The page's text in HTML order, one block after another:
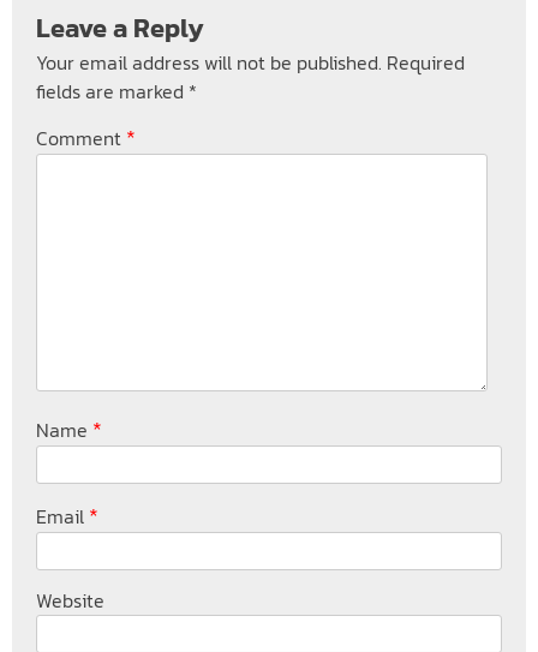
Leave a Reply
Your email address will not be published. Required
fields are marked *
Comment *
Name *
Email *
Website